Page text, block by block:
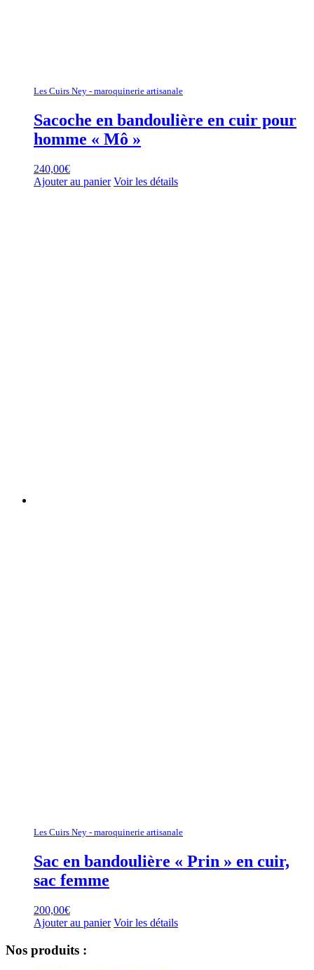
Les Cuirs Ney - maroquinerie artisanale
Sacoche en bandoulière en cuir pour
homme « Mô »
240,00€
Ajouter au panier Voir les détails
Les Cuirs Ney - maroquinerie artisanale
Sac en bandoulière « Prin » en cuir,
sac femme
200,00€
Ajouter au panier Voir les détails
Nos produits :